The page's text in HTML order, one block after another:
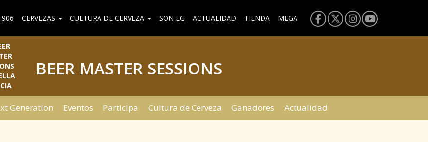
CERVEZAS CULTURA DE CERVEZA SON EG ACTUALIDAD TIENDA MEGA
BEER MASTER SESSIONS
Generation Eventos Participa Cultura de Cerveza Ganadores Actualidad